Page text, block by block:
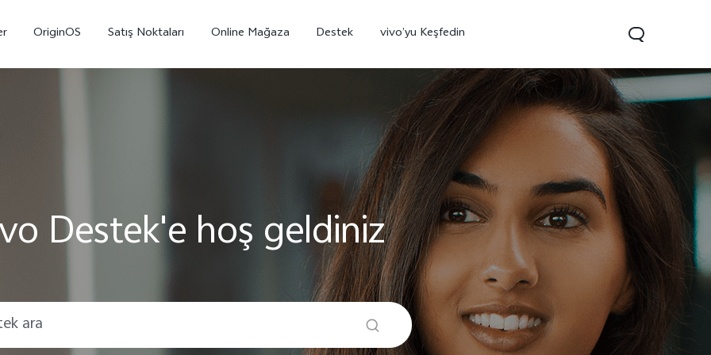
OriginOS Satış Noktaları Online Mağaza Destek vivo’yu Keşfedin
V70 FE yeni
Destek'e hoş geldiniz